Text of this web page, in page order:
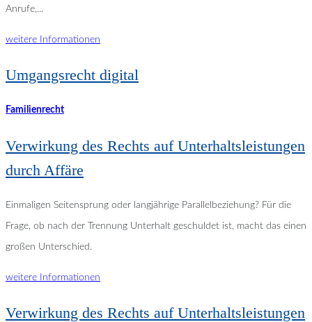
Anrufe,...
weitere Informationen
Umgangsrecht digital
Familienrecht
Verwirkung des Rechts auf Unterhaltsleistungen
durch Affäre
Einmaligen Seitensprung oder langjährige Parallelbeziehung? Für die
Frage, ob nach der Trennung Unterhalt geschuldet ist, macht das einen
großen Unterschied.
weitere Informationen
Verwirkung des Rechts auf Unterhaltsleistungen